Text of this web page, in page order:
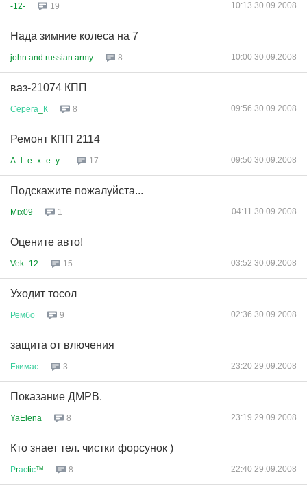
-12- 19 10:13 30.09.2008
Нада зимние колеса на 7
john and russian army 8 10:00 30.09.2008
ваз-21074 КПП
Серёга К 8 09:56 30.09.2008
Ремонт КПП 2114
A_l_e_x_e_y_ 17 09:50 30.09.2008
Подскажите пожалуйста...
Mix09 1 04:11 30.09.2008
Оцените авто!
Vek_12 15 03:52 30.09.2008
Уходит тосол
Рембо 9 02:36 30.09.2008
защита от влючения
Екимас 3 23:20 29.09.2008
Показание ДМРВ.
YaElena 8 23:19 29.09.2008
Кто знает тел. чистки форсунок )
Рrасtiс™ 8 22:40 29.09.2008